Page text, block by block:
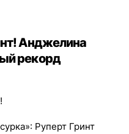
Анджелина
рекорд